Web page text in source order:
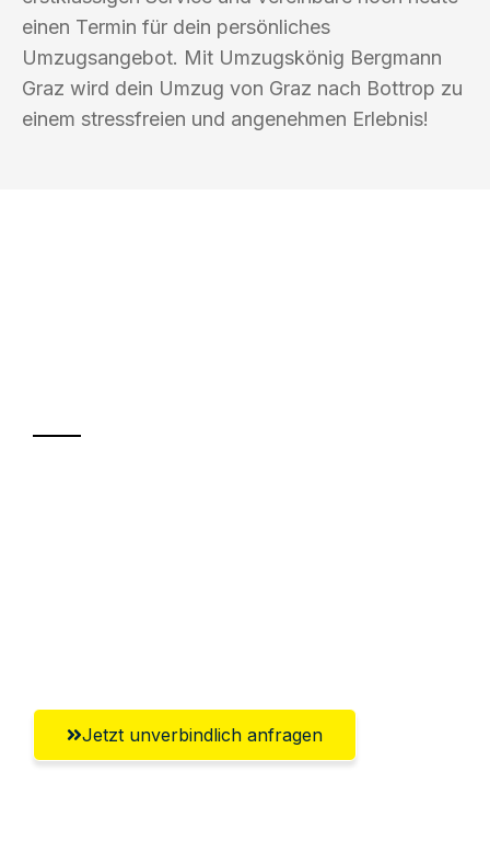
einen Termin für dein persönliches
Umzugsangebot. Mit Umzugskönig Bergmann
Graz wird dein Umzug von Graz nach Bottrop zu
einem stressfreien und angenehmen Erlebnis!
Jetzt unverbindlich anfragen